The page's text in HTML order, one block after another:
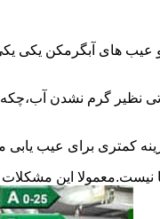
های آبگرمکن یکی
گرم نشدن
کمتری برای عیب یابی
این